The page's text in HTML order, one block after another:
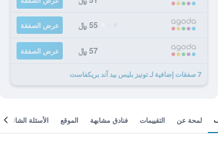
55 ﷼ عرض الصفقة
57 ﷼ عرض الصفقة
7 صفقات إضافية لـ تونيز بليس بيد آند بريكفاست
لمحة عن التقييمات فنادق مشابهة الموقع الأسئلة الشائعة